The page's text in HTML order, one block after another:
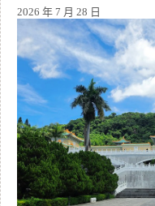
2026 年 7 月 28 日